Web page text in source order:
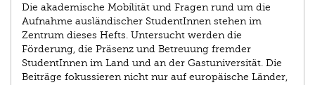
Die akademische Mobilität und Fragen rund um die
Aufnahme ausländischer StudentInnen stehen im
Zentrum dieses Hefts. Untersucht werden die
Förderung, die Präsenz und Betreuung fremder
StudentInnen im Land und an der Gastuniversität. Die
Beiträge fokussieren nicht nur auf europäische Länder,